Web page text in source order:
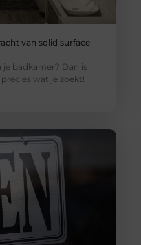
van solid surface
je badkamer? Dan is
wat je zoekt!